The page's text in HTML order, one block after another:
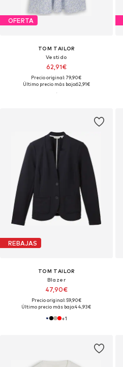
OFERTA
TOM TAILOR
Vestido
62,91€
Precio original: 79,90€
Último precio más bajo:62,91€
REBAJAS
TOM TAILOR
Blazer
47,90€
Precio original: 59,90€
Último precio más bajo:44,93€
+1